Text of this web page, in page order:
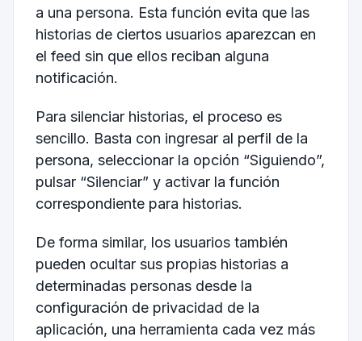
a una persona. Esta función evita que las
historias de ciertos usuarios aparezcan en
el feed sin que ellos reciban alguna
notificación.
Para silenciar historias, el proceso es
sencillo. Basta con ingresar al perfil de la
persona, seleccionar la opción “Siguiendo”,
pulsar “Silenciar” y activar la función
correspondiente para historias.
De forma similar, los usuarios también
pueden ocultar sus propias historias a
determinadas personas desde la
configuración de privacidad de la
aplicación, una herramienta cada vez más